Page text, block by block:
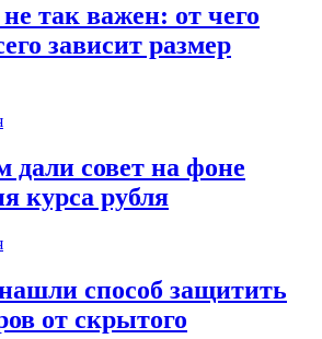
так важен: от чего
зависит размер
дали совет на фоне
курса рубля
способ защитить
от скрытого